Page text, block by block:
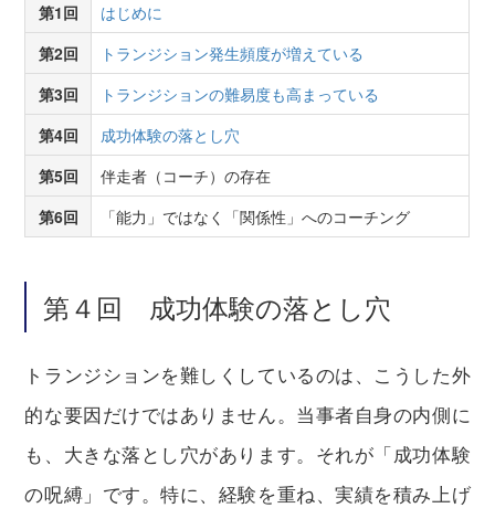
第1回
はじめに
第2回
トランジション発生頻度が増えている
第3回
トランジションの難易度も高まっている
第4回
成功体験の落とし穴
第5回
伴走者（コーチ）の存在
第6回
「能力」ではなく「関係性」へのコーチング
第４回 成功体験の落とし穴
トランジションを難しくしているのは、こうした外
的な要因だけではありません。当事者自身の内側に
も、大きな落とし穴があります。それが「成功体験
の呪縛」です。特に、経験を重ね、実績を積み上げ